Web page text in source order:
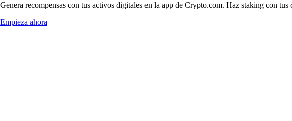
Genera recompensas con tus activos digitales en la app de Crypto.com. Haz staking con
Empieza ahora